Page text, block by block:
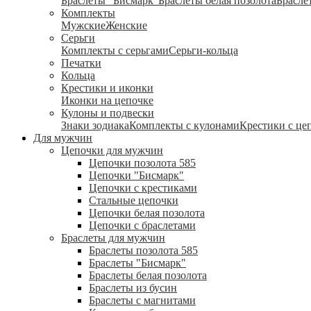
Комплекты
МужскиеЖенские
Серьги
Комплекты с серьгамиСерьги-кольца
Печатки
Кольца
Крестики и иконки
Иконки на цепочке
Кулоны и подвески
Знаки зодиакаКомплекты с кулонамиКрестики с
Для мужчин
Цепочки для мужчин
Цепочки позолота 585
Цепочки "Бисмарк"
Цепочки с крестиками
Стальные цепочки
Цепочки белая позолота
Цепочки с браслетами
Браслеты для мужчин
Браслеты позолота 585
Браслеты "Бисмарк"
Браслеты белая позолота
Браслеты из бусин
Браслеты с магнитами